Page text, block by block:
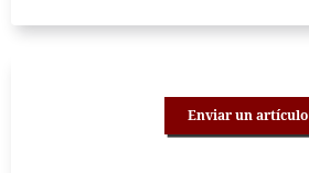
Enviar un artículo